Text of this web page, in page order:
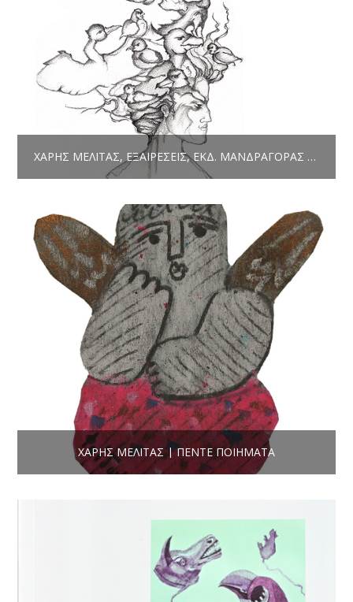
ΧΆΡΗΣ ΜΕΛΙΤΆΣ, ΕΞΑΙΡΈΣΕΙΣ, ΕΚΔ. ΜΑΝΔΡΑΓΌΡΑΣ ΙΟΎΛΙΟΣ 2018
ΧΆΡΗΣ ΜΕΛΙΤΆΣ | ΠΈΝΤΕ ΠΟΙΉΜΑΤΑ